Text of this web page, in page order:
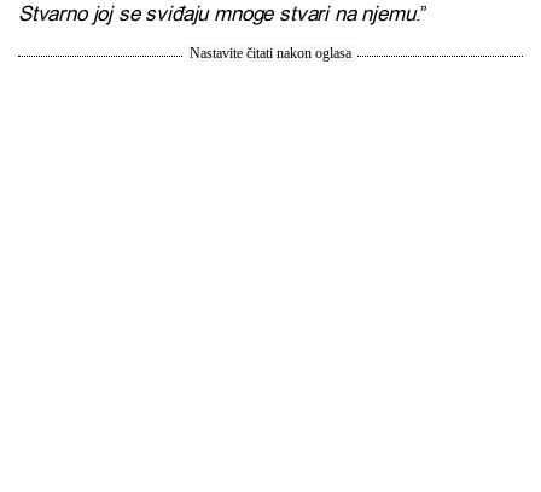
Stvarno joj se sviđaju mnoge stvari na njemu.”
Nastavite čitati nakon oglasa